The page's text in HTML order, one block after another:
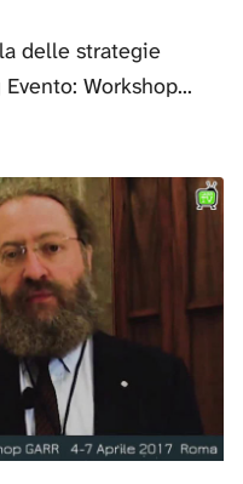
delle strategie
Workshop...